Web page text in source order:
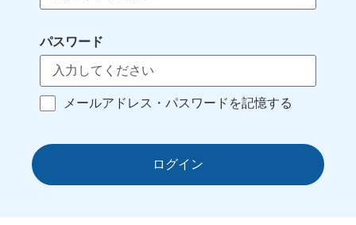
パスワード
メールアドレス・パスワードを記憶する
ログイン